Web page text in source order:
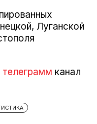
Луганской
телеграмм канал